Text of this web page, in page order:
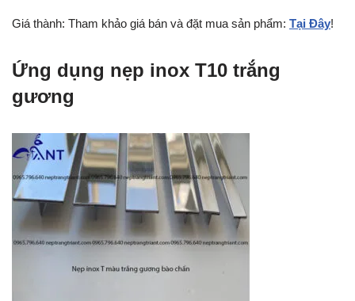
Giá thành: Tham khảo giá bán và đặt mua sản phẩm: Tại Đây!
Ứng dụng nẹp inox T10 trắng
gương